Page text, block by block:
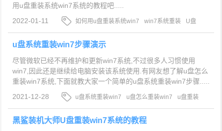
用u盘重装系统win7系统的教程吧.....
2022-01-11
如何用u盘重装系统win7 win7系统重装
U盘
重装win7系统
u盘系统重装win7步骤演示
尽管微软已经不再维护和更新win7系统,不过很多人习惯使用
win7,因此还是继续给电脑安装该系统使用.有网友想了解u盘怎么
重装win7系统,下面就教大家一个简单的u盘系统重装win7步骤.....
2021-12-28
u盘系统重装win7 u盘怎么重装win7
u盘重装
win7系统
黑鲨装机大师U盘重装win7系统的教程